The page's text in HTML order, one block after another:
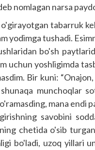
nomlagan narsa
tabarruk
yodimga tushadi.
bo'sh
uchun yoshligimda
Bir kuni:
munchoqlar
mana endi
savobini
chetida o'sib
bo'ladi, uzoq yillari